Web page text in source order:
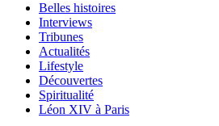
Belles histoires
Interviews
Tribunes
Actualités
Lifestyle
Découvertes
Spiritualité
Léon XIV à Paris